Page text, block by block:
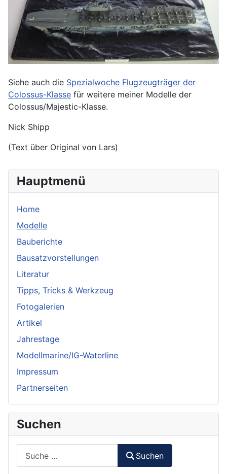
Hauptmenü
Home
Modelle
Bauberichte
Bausatzvorstellungen
Literatur
Tipps, Tricks & Werkzeug
Fotogalerien
Artikel
Jahrestage
Modellmarine/IG-Waterline
Impressum
Partnerseiten
Suchen
Suchen
Siehe auch die Spezialwoche Flugzeugträger der
Colossus-Klasse für weitere meiner Modelle der
Colossus/Majestic-Klasse.
Nick Shipp
(Text über Original von Lars)